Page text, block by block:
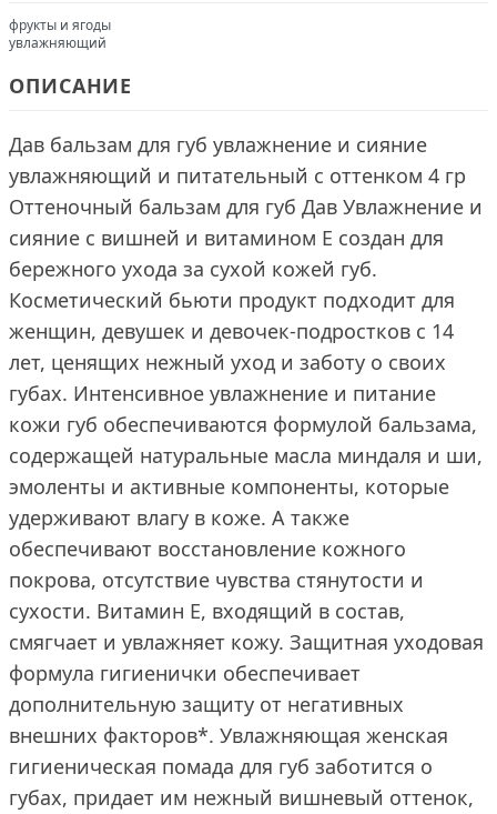
фрукты и ягоды
увлажняющий
ОПИСАНИЕ
Дав бальзам для губ увлажнение и сияние
увлажняющий и питательный с оттенком 4 гр
Оттеночный бальзам для губ Дав Увлажнение и
сияние с вишней и витамином Е создан для
бережного ухода за сухой кожей губ.
Косметический бьюти продукт подходит для
женщин, девушек и девочек-подростков с 14
лет, ценящих нежный уход и заботу о своих
губах. Интенсивное увлажнение и питание
кожи губ обеспечиваются формулой бальзама,
содержащей натуральные масла миндаля и ши,
эмоленты и активные компоненты, которые
удерживают влагу в коже. А также
обеспечивают восстановление кожного
покрова, отсутствие чувства стянутости и
сухости. Витамин Е, входящий в состав,
смягчает и увлажняет кожу. Защитная уходовая
формула гигиенички обеспечивает
дополнительную защиту от негативных
внешних факторов*. Увлажняющая женская
гигиеническая помада для губ заботится о
губах, придает им нежный вишневый оттенок,